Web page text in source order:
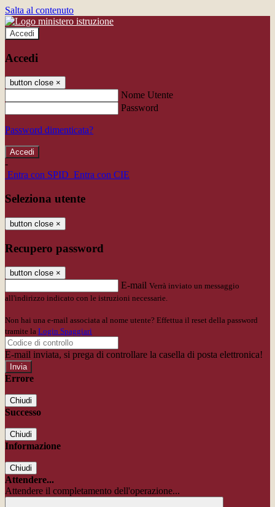
Salta al contenuto
Accedi
Accedi
button close ×
Nome Utente
Password
Password dimenticata?
-
Entra con SPID Entra con CIE
Seleziona utente
button close ×
Recupero password
button close ×
E-mail Verrà inviato un messaggio
all'indirizzo indicato con le istruzioni necessarie.
Non hai una e-mail associata al nome utente? Effettua il reset della password
tramite la Login Spaggiari
E-mail inviata, si prega di controllare la casella di posta elettronica!
Errore
Chiudi
Successo
Chiudi
Informazione
Chiudi
Attendere...
Attendere il completamento dell'operazione...